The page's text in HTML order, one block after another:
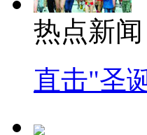
热点新闻
直击"圣